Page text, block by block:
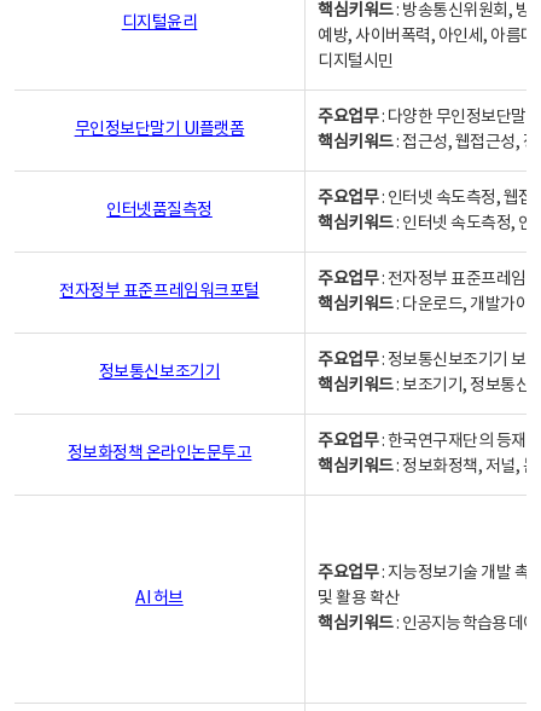
디지털윤리
핵심키워드: 방송통신위원회, 방
예방, 사이버폭력, 아인세, 아름
디지털시민
무인정보단말기 UI플랫폼
주요업무: 다양한 무인정보단말
핵심키워드: 접근성, 웹접근성,
인터넷품질측정
주요업무: 인터넷 속도측정, 웹접
핵심키워드: 인터넷 속도측정, 인
전자정부 표준프레임워크포털
주요업무: 전자정부 표준프레임
핵심키워드: 다운로드, 개발가이
정보통신보조기기
주요업무: 정보통신보조기기 보
핵심키워드: 보조기기, 정보통신
정보화정책 온라인논문투고
주요업무: 한국연구재단의 등재
핵심키워드: 정보화정책, 저널,
AI 허브
주요업무: 지능정보기술 개발 촉
및 활용 확산
핵심키워드: 인공지능 학습용 데